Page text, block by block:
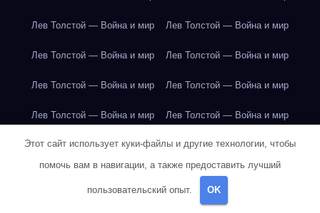
Лев Толстой — Война и мир Лев Толстой — Война и мир
Лев Толстой — Война и мир Лев Толстой — Война и мир
Лев Толстой — Война и мир Лев Толстой — Война и мир
Лев Толстой — Война и мир Лев Толстой — Война и мир
Лондон Лондон Лондон Лондон Лондон Лондон
Лондон
Лондон Лос-Анджелес
Этот сайт использует куки-файлы и другие технологии, чтобы
помочь вам в навигации, а также предоставить лучший
пользовательский опыт. OK